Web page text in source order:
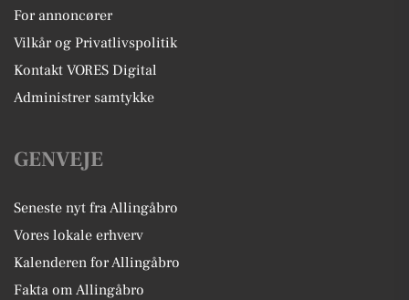
For annoncører
Vilkår og Privatlivspolitik
Kontakt VORES Digital
Administrer samtykke
GENVEJE
Seneste nyt fra Allingåbro
Vores lokale erhverv
Kalenderen for Allingåbro
Fakta om Allingåbro